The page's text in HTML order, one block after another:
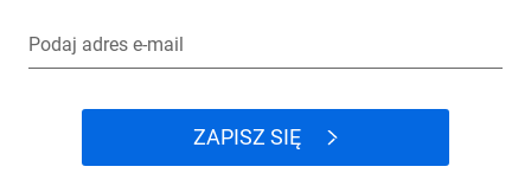
Podaj adres e-mail
ZAPISZ SIĘ